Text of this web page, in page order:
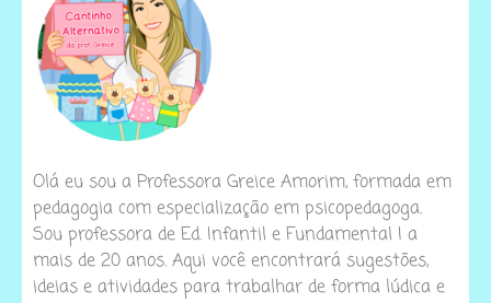
Olá eu sou a Professora Greice Amorim, formada em
pedagogia com especialização em psicopedagoga.
Sou professora de Ed. Infantil e Fundamental I a
mais de 20 anos. Aqui você encontrará sugestões,
ideias e atividades para trabalhar de forma lúdica e